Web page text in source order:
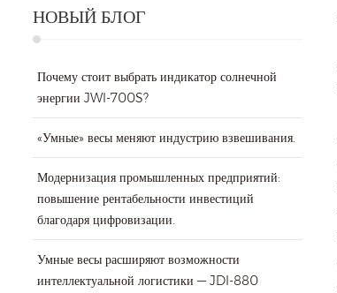
НОВЫЙ БЛОГ
Почему стоит выбрать индикатор солнечной
энергии JWI-700S?
«Умные» весы меняют индустрию взвешивания.
Модернизация промышленных предприятий:
повышение рентабельности инвестиций
благодаря цифровизации.
Умные весы расширяют возможности
интеллектуальной логистики — JDI-880